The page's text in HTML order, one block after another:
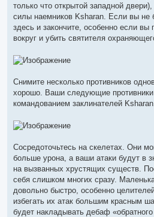
только что открытой западной
силы наемников Ksharan. Если вы не
здесь и закончите, особенно если вы
вокруг и убить святителя
Снимите несколько противников
хорошо. Ваши следующие противники
командованием заклинателей
Сосредоточьтесь на скелетах. Они
больше урона, а ваши атаки будут в
на вызванных хрустящих существ.
себя слишком многих сразу.
довольно быстро, особенно
избегать их атак большим красным
будет накладывать дебаф